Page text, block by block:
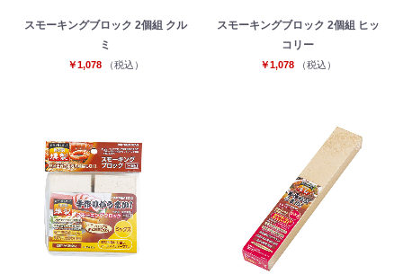
スモーキングブロック 2個組 クル
ミ
￥1,078 （税込）
スモーキングブロック 2個組 ヒッ
コリー
￥1,078 （税込）